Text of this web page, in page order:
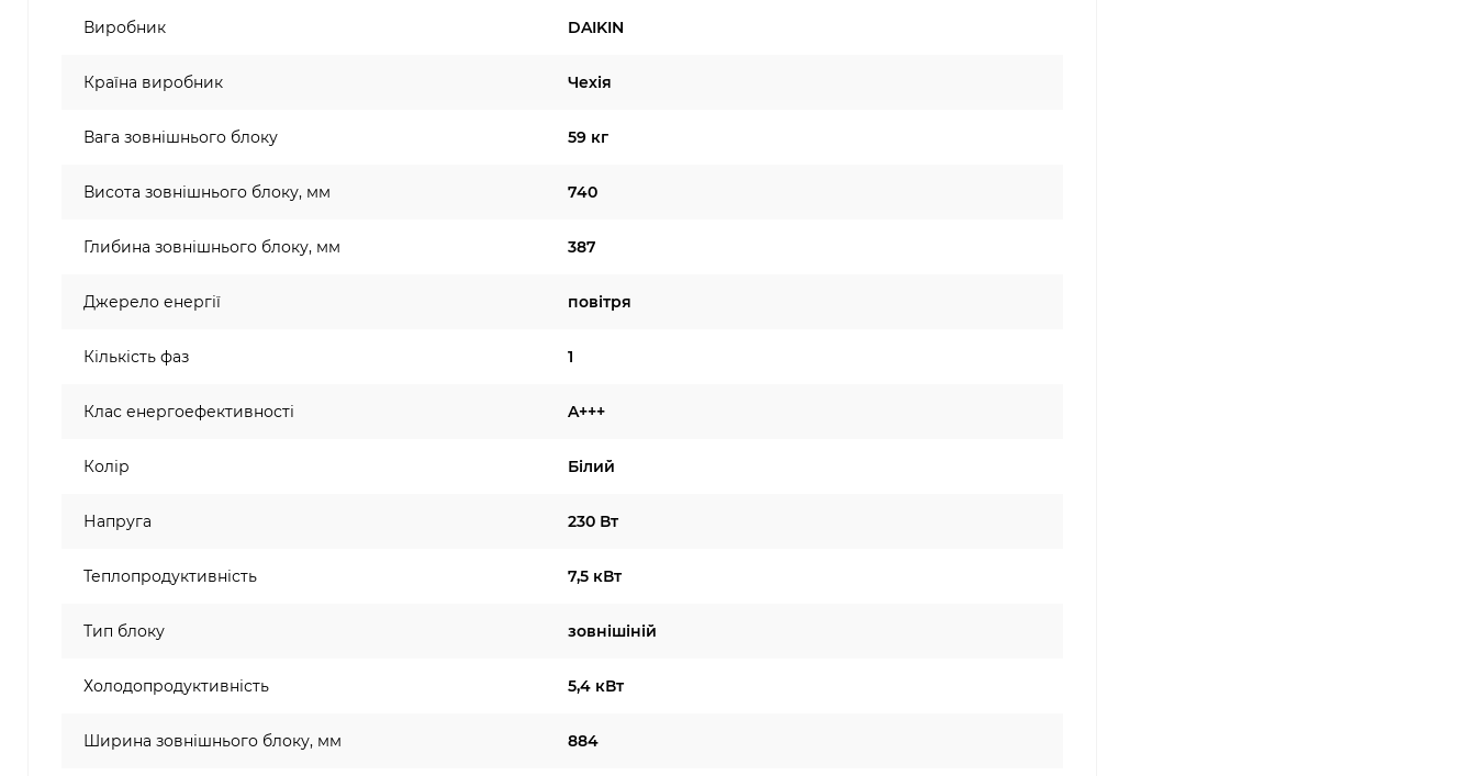
Виробник DAIKIN
Країна виробник Чехія
Вага зовнішнього блоку 59 кг
Висота зовнішнього блоку, мм 740
Глибина зовнішнього блоку, мм 387
Джерело енергії повітря
Кількість фаз 1
Клас енергоефективності A+++
Колір Білий
Напруга 230 Вт
Теплопродуктивність 7,5 кВт
Тип блоку зовнішіній
Холодопродуктивність 5,4 кВт
Ширина зовнішнього блоку, мм 884